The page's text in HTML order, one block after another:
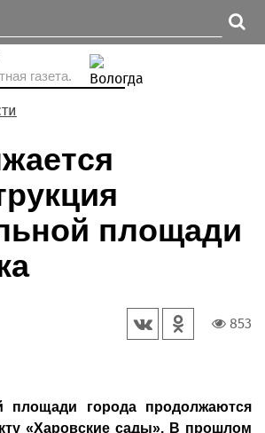
газета.
площади
853
площади города продолжаются
«Харовские сады». В прошлом